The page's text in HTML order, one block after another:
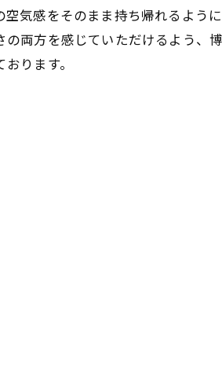
気感をそのまま持ち帰れるように
の両方を感じていただけるよう、
ります。